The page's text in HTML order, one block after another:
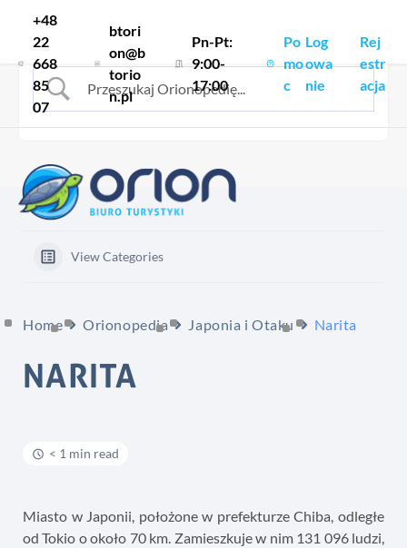
+48
22
668
85
07
btori
on@b
torio
n.pl
Pn-Pt:
9:00-
17:00
Po
mo
c
Log
owa
nie
Rej
estr
acja
View Categories
Home Orionopedia Japonia i Otaku Narita
NARITA
< 1 min read
Miasto w Japonii, położone w prefekturze Chiba, odległe
od Tokio o około 70 km. Zamieszkuje w nim 131 096 ludzi,